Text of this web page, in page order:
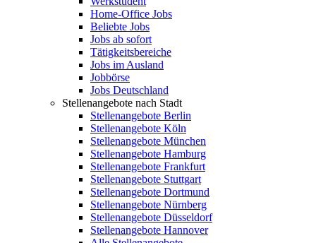
Home-Office Jobs
Beliebte Jobs
Jobs ab sofort
Tätigkeitsbereiche
Jobs im Ausland
Jobbörse
Jobs Deutschland
Stellenangebote nach Stadt
Stellenangebote Berlin
Stellenangebote Köln
Stellenangebote München
Stellenangebote Hamburg
Stellenangebote Frankfurt
Stellenangebote Stuttgart
Stellenangebote Dortmund
Stellenangebote Nürnberg
Stellenangebote Düsseldorf
Stellenangebote Hannover